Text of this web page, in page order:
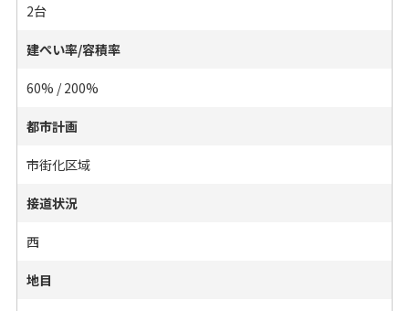
2台
建ぺい率/容積率
60% / 200%
都市計画
市街化区域
接道状況
西
地目